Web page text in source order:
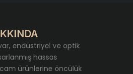
endüstriyel ve optik
hassas
ürünlerine öncülük